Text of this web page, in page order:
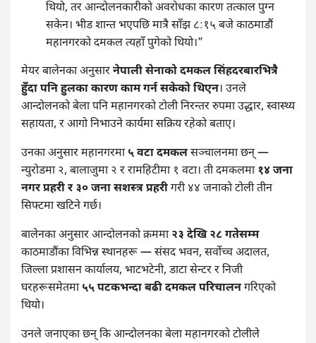
थियो, तर आन्दोलनकारीको अवरोधका कारण तत्काल पुग्न
सकेन। भीड शान्त भएपछि मात्रै साँझ ८:१५ बजे काठमाडौं
महानगरको दमकल त्यहाँ पुगेको थियो।”
मेयर बालेनका अनुसारनेपाली सेनाको दमकल सिंहदरबारभित्रै
हुँदा पनि हुलका कारण काम गर्न सकेको थिएन। उनले
आन्दोलनको बेला पनि महानगरको टोली निरन्तर रुपमा उद्धार, स्वास्थ्य
सहायता, र आगो निभाउने कार्यमा सक्रिय रहेको बताए।
उनका अनुसार महानगरमा५ वटा दमकलसञ्चालनमा छन् —
न्युरोडमा २, बालाजुमा २ र रामहिटीमा १ वटा। ती दमकलमा१४ जना
नगर प्रहरी र ३० जना सशस्त्र प्रहरीगरी ४४ जनाको टोली तीन
सिफ्टमा खटिने गर्छ।
बालेनका अनुसार आन्दोलनको क्रममा२३ देखि २८ गतेसम्म
काठमाडौंका विभिन्न स्थानहरू — संसद भवन, सर्वोच्च अदालत,
जिल्ला प्रशासन कार्यालय, भाटभटेनी, डाटा सेन्टर र निजी
घरहरूसमेतमा५५ पटकभन्दा बढी दमकल परिचालनगरिएको
थियो।
उनले जनाएका छन् कि आन्दोलनका बेला महानगरको टोलीले